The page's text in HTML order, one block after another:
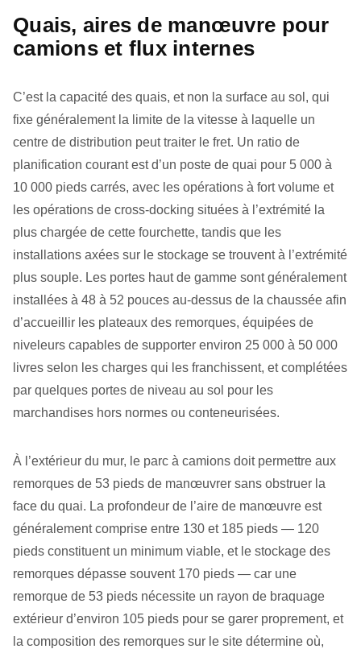
Quais, aires de manœuvre pour
camions et flux internes
C’est la capacité des quais, et non la surface au sol, qui
fixe généralement la limite de la vitesse à laquelle un
centre de distribution peut traiter le fret. Un ratio de
planification courant est d’un poste de quai pour 5 000 à
10 000 pieds carrés, avec les opérations à fort volume et
les opérations de cross-docking situées à l’extrémité la
plus chargée de cette fourchette, tandis que les
installations axées sur le stockage se trouvent à l’extrémité
plus souple. Les portes haut de gamme sont généralement
installées à 48 à 52 pouces au-dessus de la chaussée afin
d’accueillir les plateaux des remorques, équipées de
niveleurs capables de supporter environ 25 000 à 50 000
livres selon les charges qui les franchissent, et complétées
par quelques portes de niveau au sol pour les
marchandises hors normes ou conteneurisées.
À l’extérieur du mur, le parc à camions doit permettre aux
remorques de 53 pieds de manœuvrer sans obstruer la
face du quai. La profondeur de l’aire de manœuvre est
généralement comprise entre 130 et 185 pieds — 120
pieds constituent un minimum viable, et le stockage des
remorques dépasse souvent 170 pieds — car une
remorque de 53 pieds nécessite un rayon de braquage
extérieur d’environ 105 pieds pour se garer proprement, et
la composition des remorques sur le site détermine où,